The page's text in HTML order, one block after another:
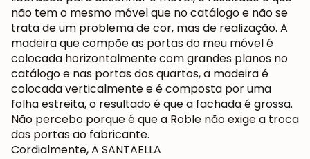
não tem o mesmo móvel que no catálogo e não se
trata de um problema de cor, mas de realização. A
madeira que compõe as portas do meu móvel é
colocada horizontalmente com grandes planos no
catálogo e nas portas dos quartos, a madeira é
colocada verticalmente e é composta por uma
folha estreita, o resultado é que a fachada é grossa.
Não percebo porque é que a Roble não exige a troca
das portas ao fabricante.
Cordialmente, A SANTAELLA